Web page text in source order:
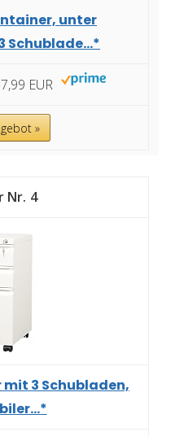
unter
Schublade...*
EUR
»
4
mit 3 Schubladen,